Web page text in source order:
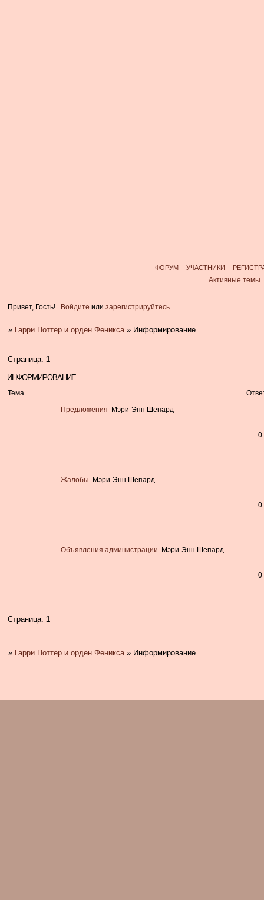
ФОРУМ УЧАСТНИКИ
Активные темы
Привет, Гость! Войдите илизарегистрируйтесь.
» Гарри Поттер и орден Феникса » Информирование
ИНФОРМИРОВАНИЕ
Страница:1
Тема
Предложения Мэри-Энн Шепард
0
Жалобы Мэри-Энн Шепард
0
Объявления администрации Мэри-Энн Шепард
0
Страница:1
» Гарри Поттер и орден Феникса » Информирование